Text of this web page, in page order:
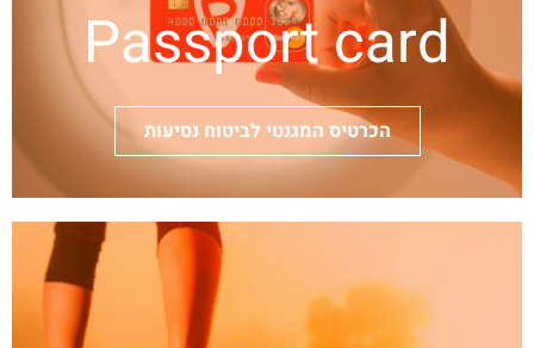
Passport card
הכרטיס המגנטי לביטוח נסיעות